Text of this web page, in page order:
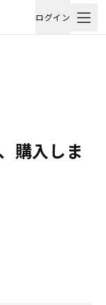
ログイン
購入しま